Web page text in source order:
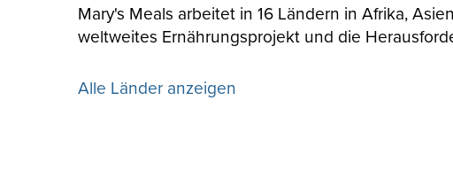
Mary's Meals arbeitet in 16 Ländern in Afrika,
weltweites Ernährungsprojekt und die
Alle Länder anzeigen